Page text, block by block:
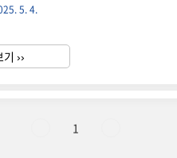
께, 은행계좌와 증권사계좌의 차이
, 타행계좌, 영상통화 중 선택)계좌
직접계좌항목은행 연계계좌증권사
5. 4.
››
1